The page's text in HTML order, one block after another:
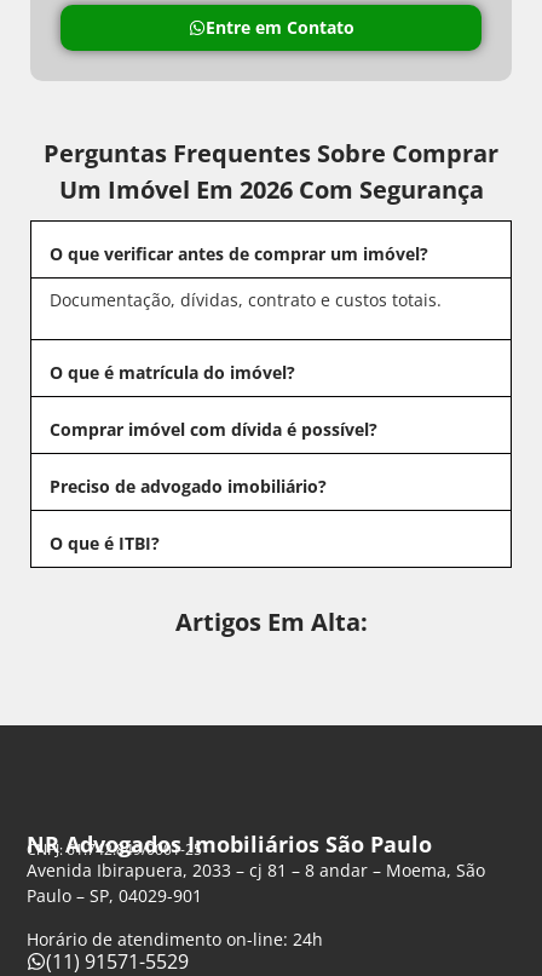
Entre em Contato
Perguntas Frequentes Sobre Comprar
Um Imóvel Em 2026 Com Segurança
O que verificar antes de comprar um imóvel?
Documentação, dívidas, contrato e custos totais.
O que é matrícula do imóvel?
Comprar imóvel com dívida é possível?
Preciso de advogado imobiliário?
O que é ITBI?
Artigos Em Alta:
NR Advogados Imobiliários São Paulo
CNPJ: 61.742.849/0001-25
Avenida Ibirapuera, 2033 – cj 81 – 8 andar – Moema, São
Paulo – SP, 04029-901
Horário de atendimento on-line: 24h
(11) 91571-5529